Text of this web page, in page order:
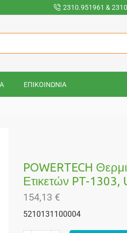
2310.951961 &
ΕΠΙΚΟΙΝΩΝΙΑ
POWERTECH
Ετικετών PT-1303,
154,13 €
5210131100004